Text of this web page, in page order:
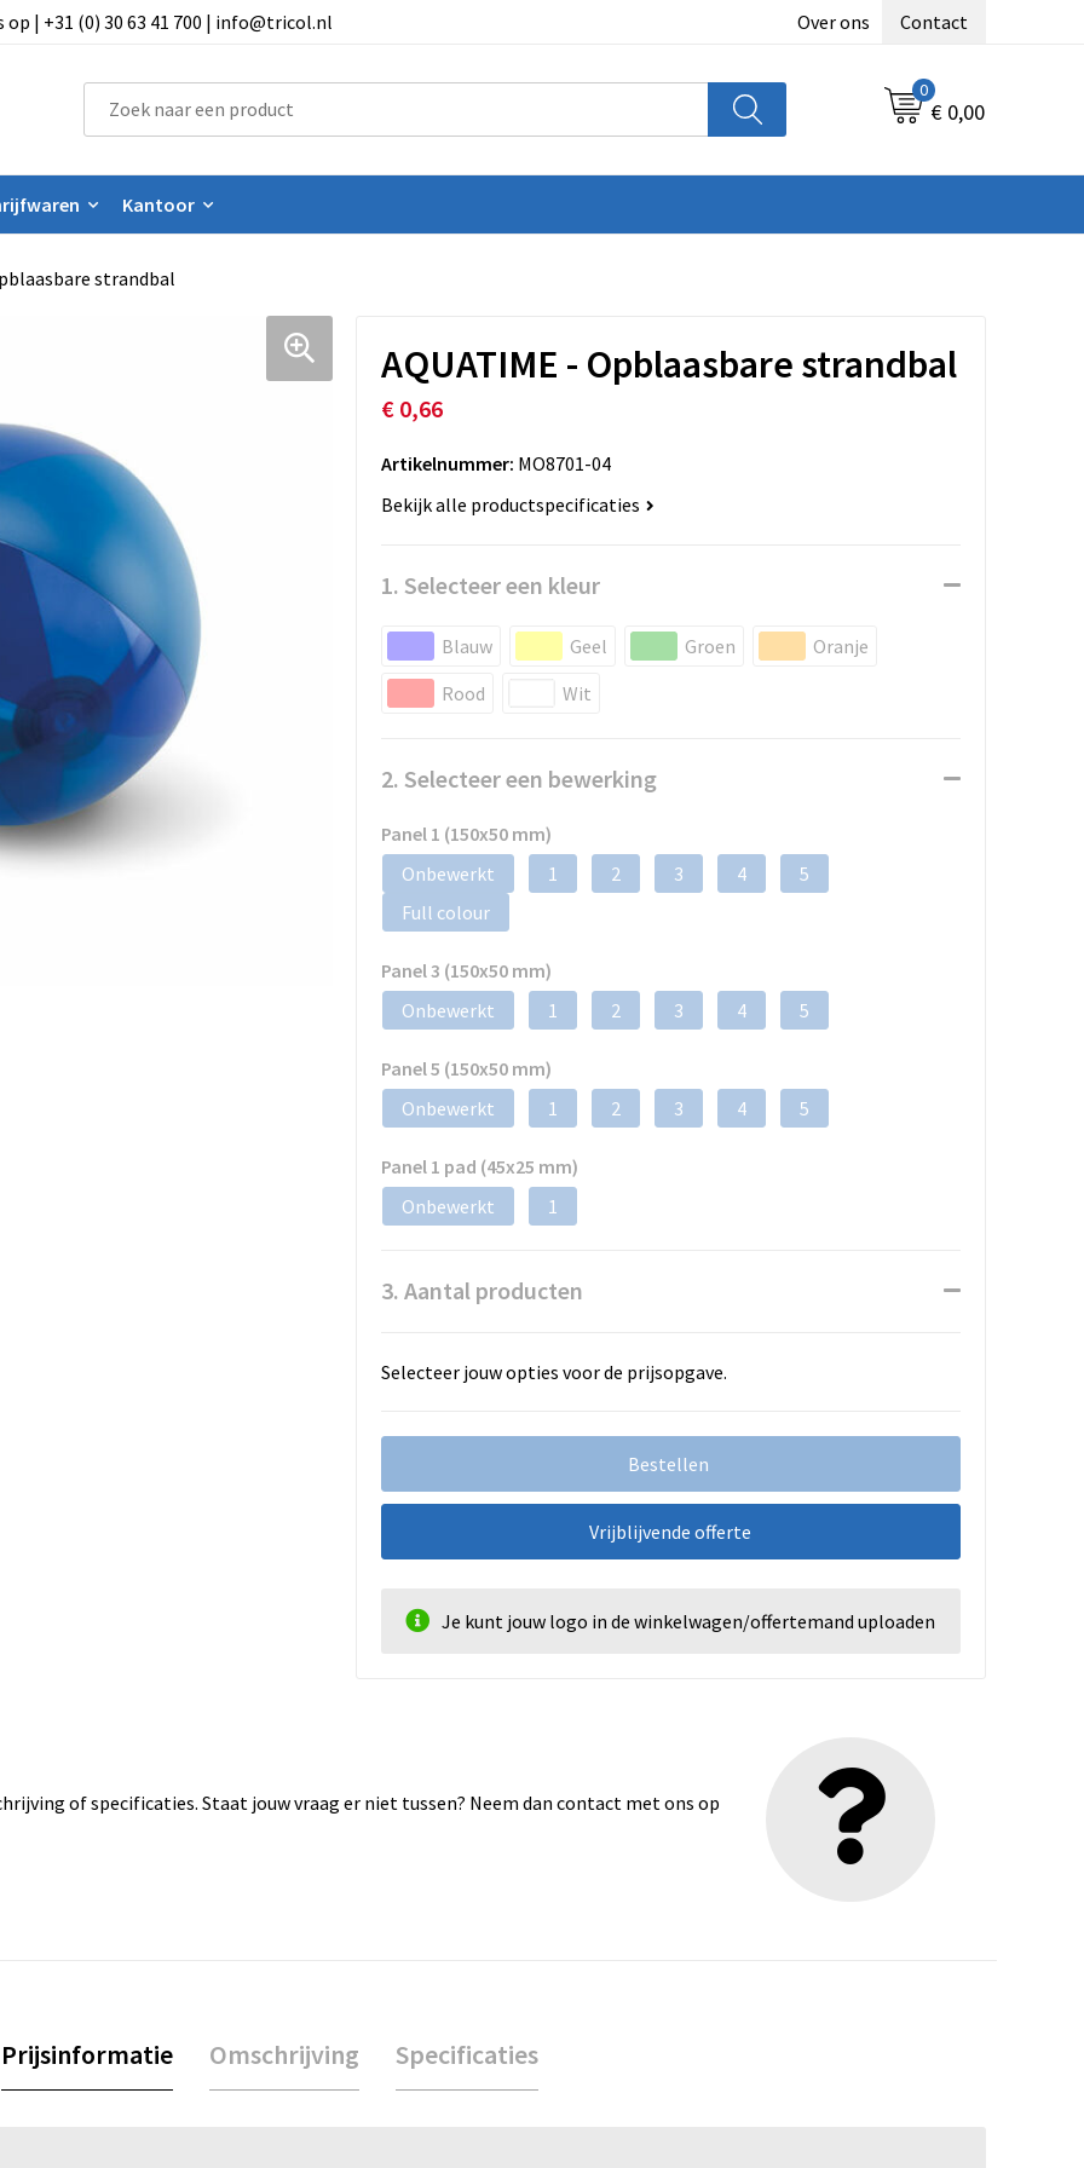
| +31 (0) 30 63 41 700 | info@tricol.nl Over ons Contact
0
€ 0,00
Kantoor
strandbal
AQUATIME - Opblaasbare strandbal
€ 0,66
Artikelnummer: MO8701-04
Bekijk alle productspecificaties
1. Selecteer een kleur
Blauw Geel Groen
Oranje
Rood
Wit
2. Selecteer een bewerking
Panel 1 (150x50 mm)
Onbewerkt
1 2 3 4
5
Full colour
Panel 3 (150x50 mm)
Onbewerkt
1 2 3 4 5
Panel 5 (150x50 mm)
Onbewerkt
1 2 3 4 5
Panel 1 pad (45x25 mm)
Onbewerkt
1
3. Aantal producten
Selecteer jouw opties voor de prijsopgave.
Bestellen
Vrijblijvende offerte
Je kunt jouw logo in de winkelwagen/offertemand uploaden
of specificaties. Staat jouw vraag er niet tussen? Neem dan contact met ons op
Prijsinformatie Omschrijving Specificaties